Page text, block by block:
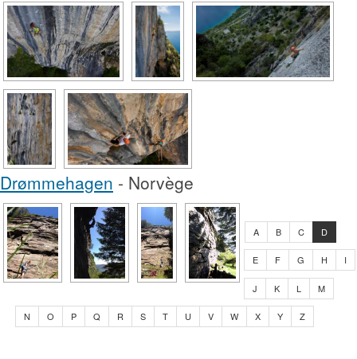
Drømmehagen - Norvège
A B C D
E F G H I
J K L M
N O P Q R S T U V W X Y Z